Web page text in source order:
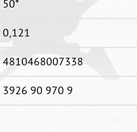
50*
0,121
4810468007338
3926 90 970 9